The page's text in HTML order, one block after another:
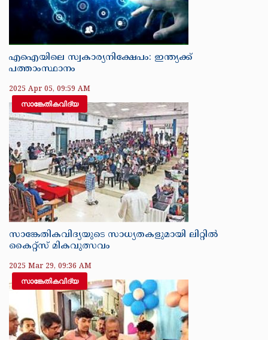
എഐയിലെ സ്വകാര്യനിക്ഷേപം: ഇന്ത്യക്ക്
പത്താംസ്ഥാനം
2025 Apr 05, 09:59 AM
സാങ്കേതികവിദ്യ
സാങ്കേതികവിദ്യയുടെ സാധ്യതകളുമായി ലിറ്റിൽ
കൈറ്റ്സ് മികവുത്സവം
2025 Mar 29, 09:36 AM
സാങ്കേതികവിദ്യ